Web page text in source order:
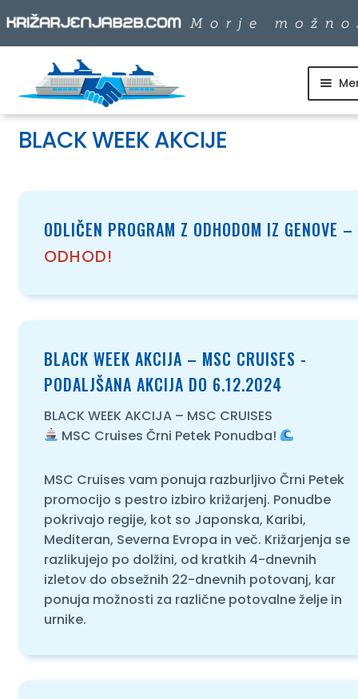
Skip
to
navigation
Skip
to
content
SKUPINSKI ODHODI
BLACK WEEK AKCIJE
ODLIČEN PROGRAM Z ODHODOM IZ GENOVE –
ODHOD!
BLACK WEEK AKCIJA – MSC CRUISES -
PODALJŠANA AKCIJA DO 6.12.2024
BLACK WEEK AKCIJA – MSC CRUISES
MSC Cruises Črni Petek Ponudba!
MSC Cruises vam ponuja razburljivo Črni Petek
promocijo s pestro izbiro križarjenj. Ponudbe
pokrivajo regije, kot so Japonska, Karibi,
Mediteran, Severna Evropa in več. Križarjenja se
razlikujejo po dolžini, od kratkih 4-dnevnih
izletov do obsežnih 22-dnevnih potovanj, kar
ponuja možnosti za različne potovalne želje in
urnike.